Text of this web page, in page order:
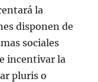
la
disponen de
sociales
incentivar la
pluris o